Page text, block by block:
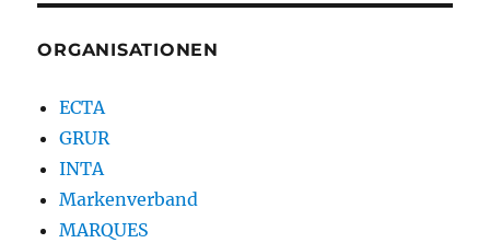
ORGANISATIONEN
ECTA
GRUR
INTA
Markenverband
MARQUES